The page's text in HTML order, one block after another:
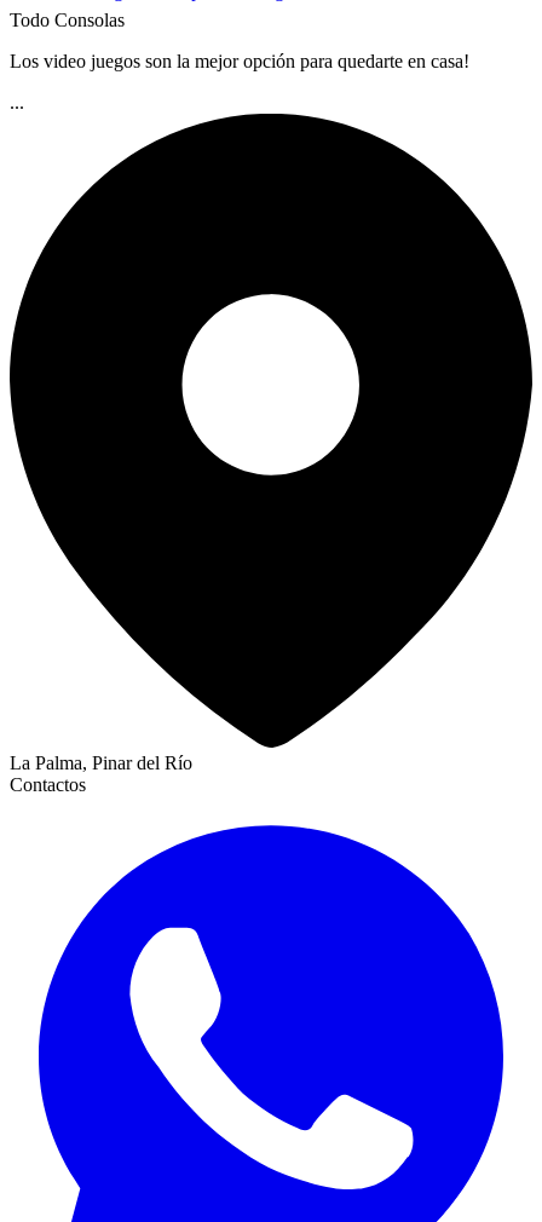
Todo Consolas
Los video juegos son la mejor opción para quedarte en casa!
...
La Palma, Pinar del Río
Contactos